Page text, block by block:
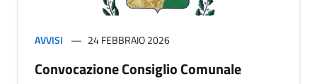
AVVISI 24 FEBBRAIO 2026
Convocazione Consiglio Comunale